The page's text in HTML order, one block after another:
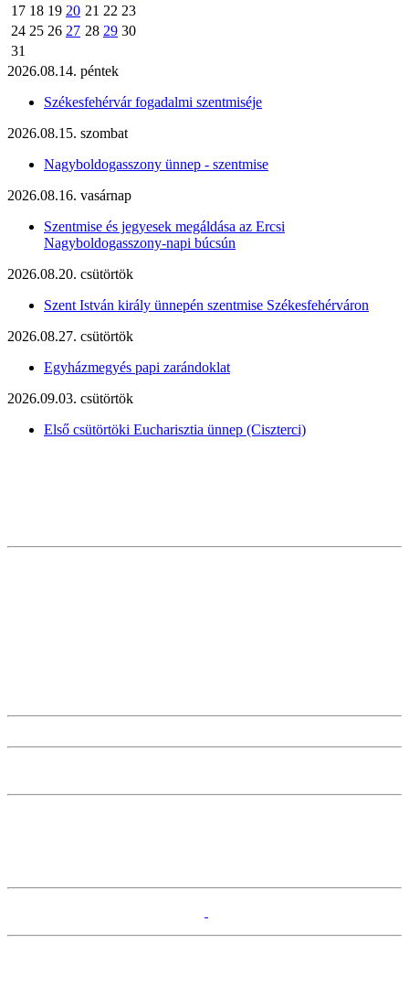
17 18 19 20 21 22 23
24 25 26 27 28 29 30
31
2026.08.14. péntek
Székesfehérvár fogadalmi szentmiséje
2026.08.15. szombat
Nagyboldogasszony ünnep - szentmise
2026.08.16. vasárnap
Szentmise és jegyesek megáldása az Ercsi
Nagyboldogasszony-napi búcsún
2026.08.20. csütörtök
Szent István király ünnepén szentmise Székesfehérváron
2026.08.27. csütörtök
Egyházmegyés papi zarándoklat
2026.09.03. csütörtök
Első csütörtöki Eucharisztia ünnep (Ciszterci)